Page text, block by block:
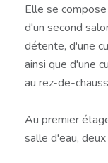
Elle se
d'un second
détente, d'une
ainsi que d'une
au rez-de-
Au premier
salle d'eau,